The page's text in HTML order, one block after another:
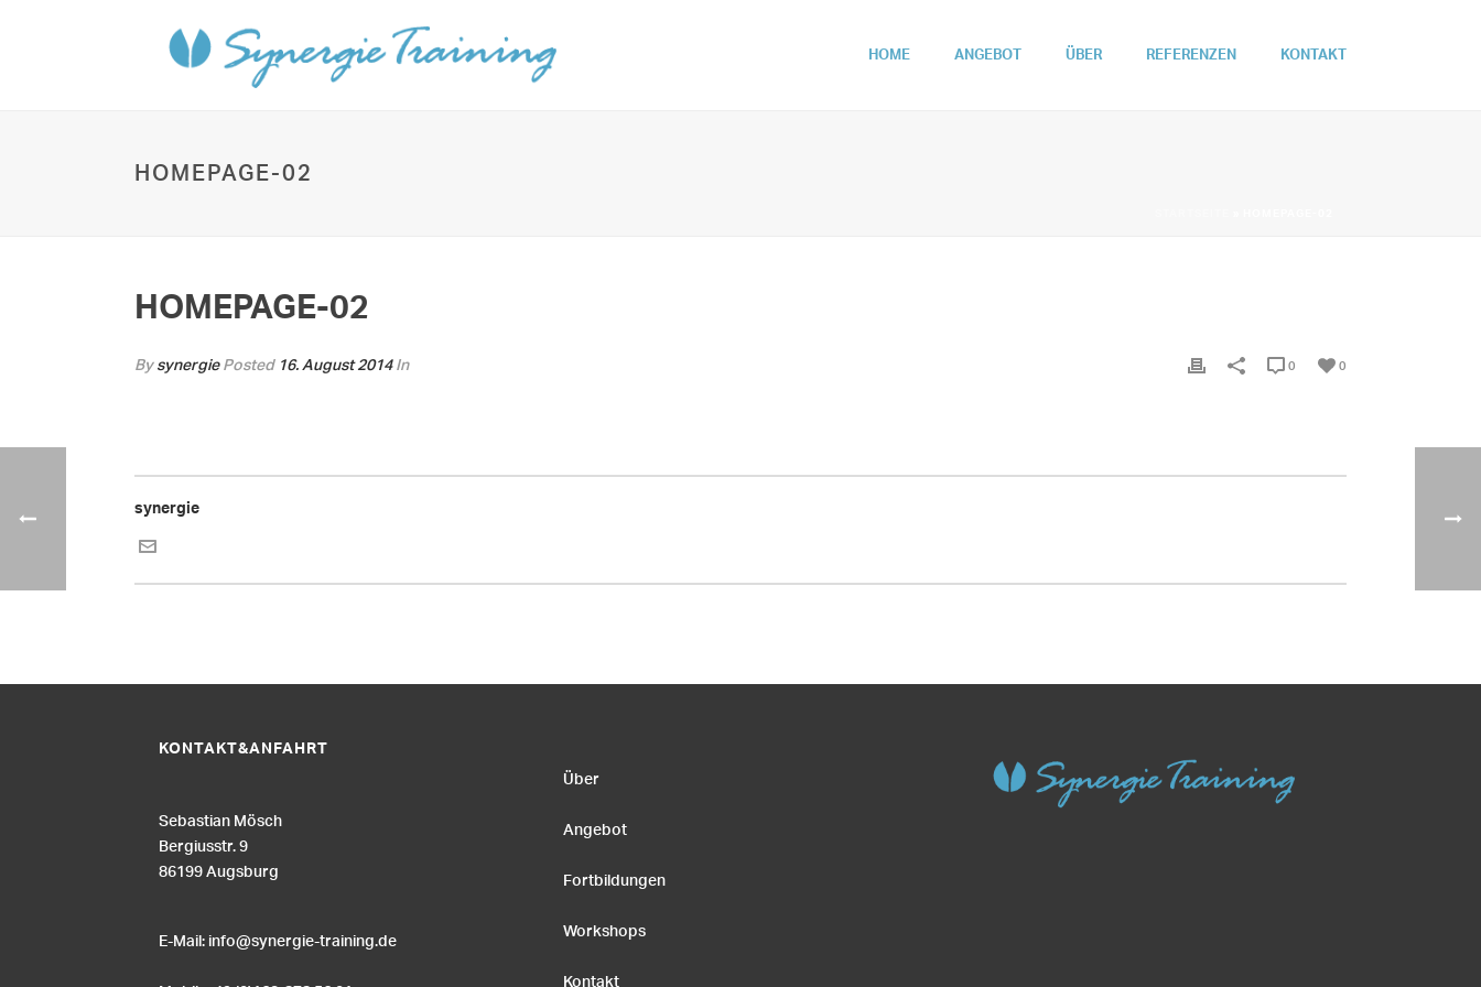
HOME ANGEBOT ÜBER REFERENZEN KONTAKT
HOMEPAGE-02
HOMEPAGE-02
BysynergiePosted16. August 2014In 0
0
synergie
KONTAKT&ANFAHRT
Sebastian Mösch
Bergiusstr. 9
86199 Augsburg
E-Mail:info@synergie-training.de
Über
Angebot
Fortbildungen
Workshops